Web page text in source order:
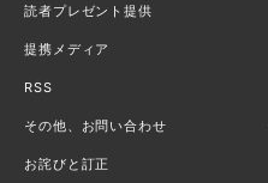
読者プレゼント提供
提携メディア
RSS
その他、お問い合わせ
お詫びと訂正